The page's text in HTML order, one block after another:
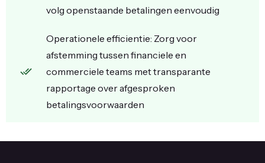
volg openstaande betalingen eenvoudig
Operationele efficientie: Zorg voor
afstemming tussen financiele en
commerciele teams met transparante
rapportage over afgesproken
betalingsvoorwaarden